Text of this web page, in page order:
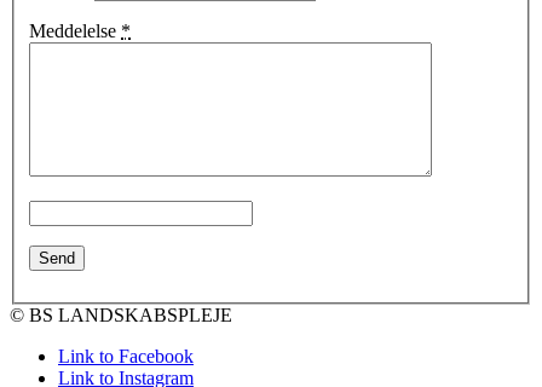
Meddelelse *
© BS LANDSKABSPLEJE
Link to Facebook
Link to Instagram